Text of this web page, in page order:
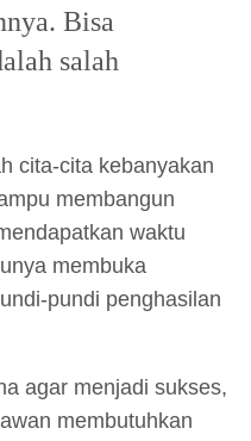
Bisa
salah
cita-cita kebanyakan
membangun
waktu
membuka
pundi penghasilan
agar menjadi sukses,
membutuhkan